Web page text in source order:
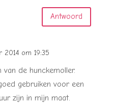
Antwoord
2014 om 19:35
de hunckemoller.
gebruiken voor een
zijn in mijn maat.